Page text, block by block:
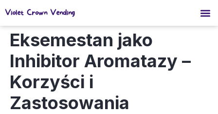
Violet Crown Vending
Eksemestan jako
Inhibitor Aromatazy –
Korzyści i
Zastosowania